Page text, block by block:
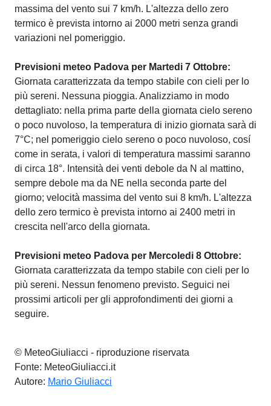
massima del vento sui 7 km/h. L'altezza dello zero
termico è prevista intorno ai 2000 metri senza grandi
variazioni nel pomeriggio.
Previsioni meteo Padova per Martedi 7 Ottobre:
Giornata caratterizzata da tempo stabile con cieli per lo
più sereni. Nessuna pioggia. Analizziamo in modo
dettagliato: nella prima parte della giornata cielo sereno
o poco nuvoloso, la temperatura di inizio giornata sarà di
7°C; nel pomeriggio cielo sereno o poco nuvoloso, cosí
come in serata, i valori di temperatura massimi saranno
di circa 18°. Intensità dei venti debole da N al mattino,
sempre debole ma da NE nella seconda parte del
giorno; velocità massima del vento sui 8 km/h. L'altezza
dello zero termico è prevista intorno ai 2400 metri in
crescita nell'arco della giornata.
Previsioni meteo Padova per Mercoledi 8 Ottobre:
Giornata caratterizzata da tempo stabile con cieli per lo
più sereni. Nessun fenomeno previsto. Seguici nei
prossimi articoli per gli approfondimenti dei giorni a
seguire.
© MeteoGiuliacci - riproduzione riservata
Fonte: MeteoGiuliacci.it
Autore: Mario Giuliacci